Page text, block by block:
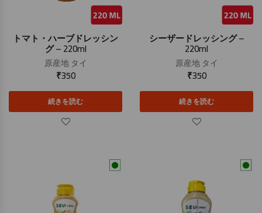
トマト・ハーブドレッシン
グ – 220ml
原産地タイ
₹350
続きを読む
シーザードレッシング –
220ml
原産地タイ
₹350
続きを読む